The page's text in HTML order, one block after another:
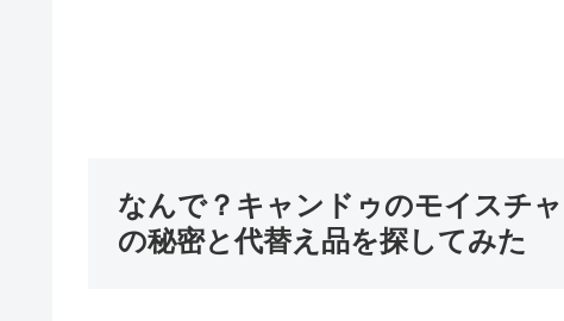
なんで？キャンドゥのモイスチ
の秘密と代替え品を探してみた